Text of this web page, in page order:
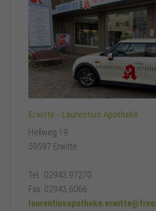
Erwitte - Laurentius Apotheke
Hellweg 19
59597 Erwitte
Tel.: 02943.97270
Fax: 02943.6066